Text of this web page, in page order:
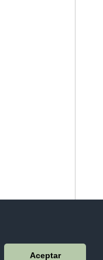
Aceptar
(SNI)